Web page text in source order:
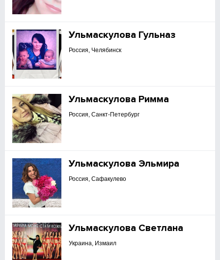
Ульмаскулова Гульназ
Россия, Челябинск
Ульмаскулова Римма
Россия, Санкт-Петербург
Ульмаскулова Эльмира
Россия, Сафакулево
Ульмаскулова Светлана
Украина, Измаил